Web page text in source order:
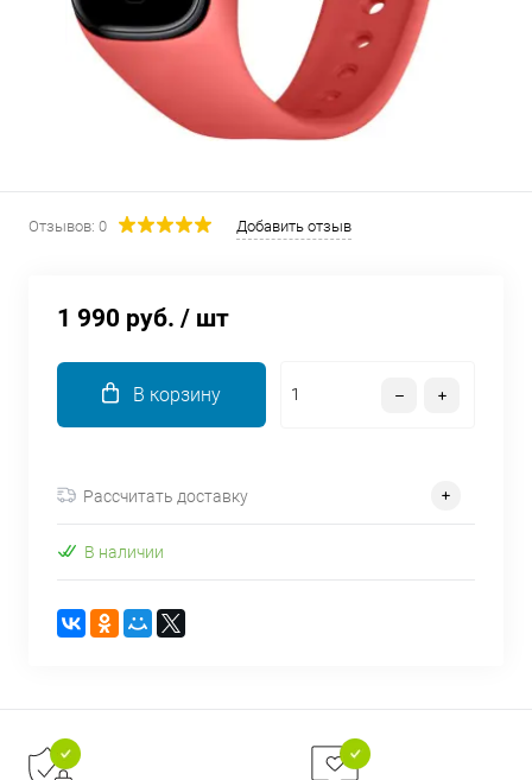
Отзывов: 0 Добавить отзыв
1 990 руб. / шт
В корзину
Рассчитать доставку
В наличии
Подробнее
об оплате Плайтом
раз в 2 недели
8 800 302-02-51
plait.ru